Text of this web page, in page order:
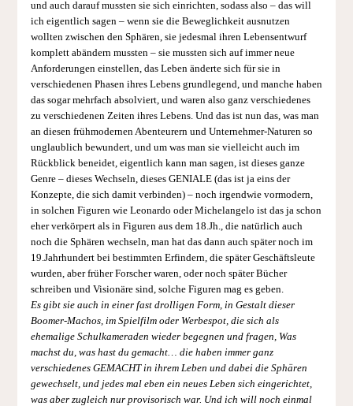
und auch darauf mussten sie sich einrichten, sodass also – das will
ich eigentlich sagen – wenn sie die Beweglichkeit ausnutzen
wollten zwischen den Sphären, sie jedesmal ihren Lebensentwurf
komplett abändern mussten – sie mussten sich auf immer neue
Anforderungen einstellen, das Leben änderte sich für sie in
verschiedenen Phasen ihres Lebens grundlegend, und manche haben
das sogar mehrfach absolviert, und waren also ganz verschiedenes
zu verschiedenen Zeiten ihres Lebens. Und das ist nun das, was man
an diesen frühmodernen Abenteurern und Unternehmer-Naturen so
unglaublich bewundert, und um was man sie vielleicht auch im
Rückblick beneidet, eigentlich kann man sagen, ist dieses ganze
Genre – dieses Wechseln, dieses GENIALE (das ist ja eins der
Konzepte, die sich damit verbinden) – noch irgendwie vormodern,
in solchen Figuren wie Leonardo oder Michelangelo ist das ja schon
eher verkörpert als in Figuren aus dem 18.Jh., die natürlich auch
noch die Sphären wechseln, man hat das dann auch später noch im
19.Jahrhundert bei bestimmten Erfindern, die später Geschäftsleute
wurden, aber früher Forscher waren, oder noch später Bücher
schreiben und Visionäre sind, solche Figuren mag es geben.
Es gibt sie auch in einer fast drolligen Form, in Gestalt dieser
Boomer-Machos, im Spielfilm oder Werbespot, die sich als
ehemalige Schulkameraden wieder begegnen und fragen, Was
machst du, was hast du gemacht… die haben immer ganz
verschiedenes GEMACHT in ihrem Leben und dabei die Sphären
gewechselt, und jedes mal eben ein neues Leben sich eingerichtet,
was aber zugleich nur provisorisch war. Und ich will noch einmal